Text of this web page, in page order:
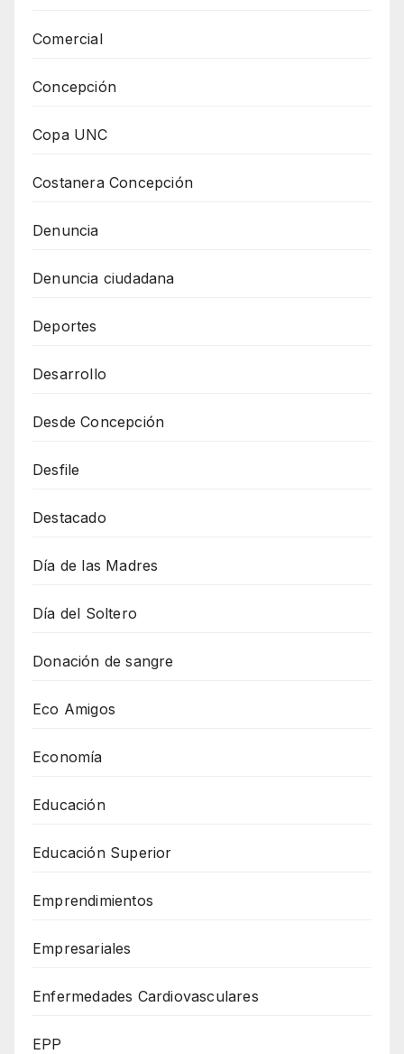
Comercial
Concepción
Copa UNC
Costanera Concepción
Denuncia
Denuncia ciudadana
Deportes
Desarrollo
Desde Concepción
Desfile
Destacado
Día de las Madres
Día del Soltero
Donación de sangre
Eco Amigos
Economía
Educación
Educación Superior
Emprendimientos
Empresariales
Enfermedades Cardiovasculares
EPP